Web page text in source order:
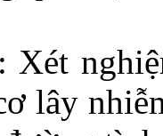
Xét
lây